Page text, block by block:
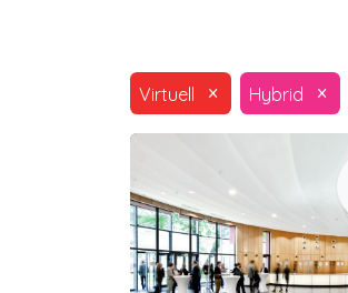
Virtuell × Hybrid ×